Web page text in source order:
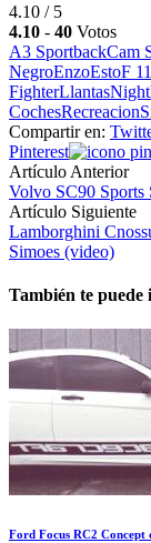
4.10 / 5
4.10 - 40 Votos
A3 SportbackCam
NegroEnzoEstoF
FighterLlantas
CochesRecreacion
Compartir en:
Pinterest
Artículo Anterior
Volvo SC90 Sports
Artículo Siguiente
Lamborghini
Simoes (video)
También te puede
Ford Focus RC2 Concept